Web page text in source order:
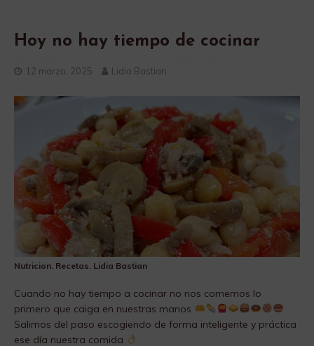
Hoy no hay tiempo de cocinar
12 marzo, 2025 Lidia Bastian
Nutricion. Recetas. Lidia Bastian
Cuando no hay tiempo a cocinar no nos comemos lo
primero que caiga en nuestras manos
Salimos del paso escogiendo de forma inteligente y práctica
ese día nuestra comida